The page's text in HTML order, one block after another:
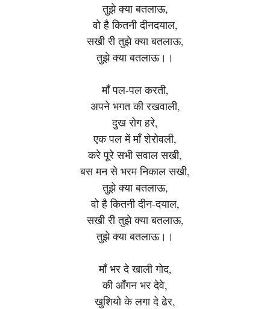
तुझे क्या बतलाऊ,
वो है कितनी दीनदयाल,
सखी री तुझे क्या बतलाऊ,
तुझे क्या बतलाऊ।।
माँ पल-पल करती,
अपने भगत की रखवाली,
दुख रोग हरे,
एक पल में माँ शेरोवली,
करे पूरे सभी सवाल सखी,
बस मन से भरम निकाल सखी,
तुझे क्या बतलाऊ,
वो है कितनी दीन-दयाल,
सखी री तुझे क्या बतलाऊ,
तुझे क्या बतलाऊ।।
माँ भर दे खाली गोद,
की आँगन भर देवे,
खुशियो के लगा दे ढेर,